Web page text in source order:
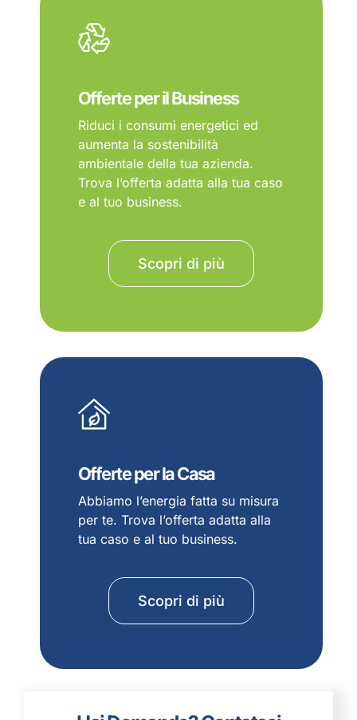
Offerte per il Business
Riduci i consumi energetici ed
aumenta la sostenibilità
ambientale della tua azienda.
Trova l’offerta adatta alla tua caso
e al tuo business.
Scopri di più
Offerte per la Casa
Abbiamo l’energia fatta su misura
per te. Trova l’offerta adatta alla
tua caso e al tuo business.
Scopri di più